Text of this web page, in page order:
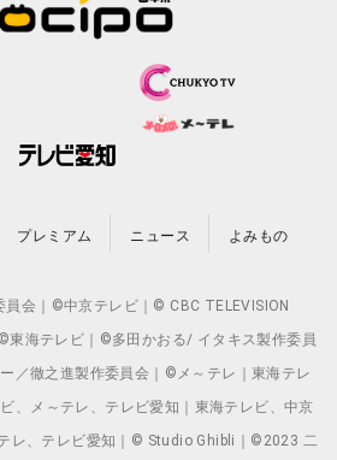
プレミアム ニュース よみもの
会｜©中京テレビ｜© CBC TELEVISION
東海テレビ｜©多田かおる/ イタキス製作委員
／徹之進製作委員会｜©メ～テレ｜東海テレ
、メ～テレ、テレビ愛知｜東海テレビ、中京
レ、テレビ愛知｜© Studio Ghibli｜©2023 二